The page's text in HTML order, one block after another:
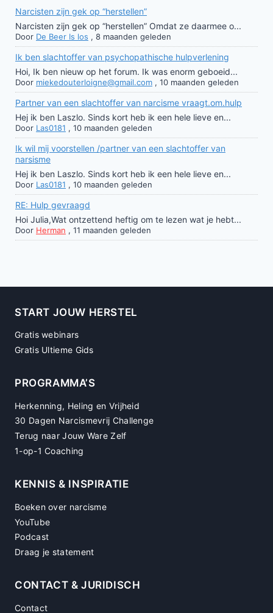
Narcisten zijn gek op “herstellen”
Narcisten zijn gek op “herstellen” Omdat ze daarmee o...
Door De Beer Is los , 8 maanden geleden
Ik ben slachtoffer van psychopathische hulpverlening
Hoi, Ik ben nieuw op het forum. Ik was enorm geboeid...
Door miekedouterloigne@gmail.com , 10 maanden geleden
Partner van een slachtoffer van narcisme vraagt.om.hulp
Hej ik ben Laszlo. Sinds kort heb ik een hele lieve en...
Door Las0181 , 10 maanden geleden
Ik wil mij voorstellen /partner van een slachtoffer van
narsisme
Hej ik ben Laszlo. Sinds kort heb ik een hele lieve en...
Door Las0181 , 10 maanden geleden
RE: Hulp gevraagd
Hoi Julia,Wat ontzettend heftig om te lezen wat je hebt...
Door Herman , 11 maanden geleden
START JOUW HERSTEL
Gratis webinars
Gratis Ultieme Gids
PROGRAMMA’S
Herkenning, Heling en Vrijheid
30 Dagen Narcismevrij Challenge
Terug naar Jouw Ware Zelf
1-op-1 Coaching
KENNIS & INSPIRATIE
Boeken over narcisme
YouTube
Podcast
Draag je statement
CONTACT & JURIDISCH
Contact